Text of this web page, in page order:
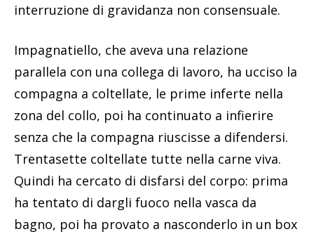
interruzione di gravidanza non consensuale.
Impagnatiello, che aveva una relazione
parallela con una collega di lavoro, ha ucciso la
compagna a coltellate, le prime inferte nella
zona del collo, poi ha continuato a infierire
senza che la compagna riuscisse a difendersi.
Trentasette coltellate tutte nella carne viva.
Quindi ha cercato di disfarsi del corpo: prima
ha tentato di dargli fuoco nella vasca da
bagno, poi ha provato a nasconderlo in un box